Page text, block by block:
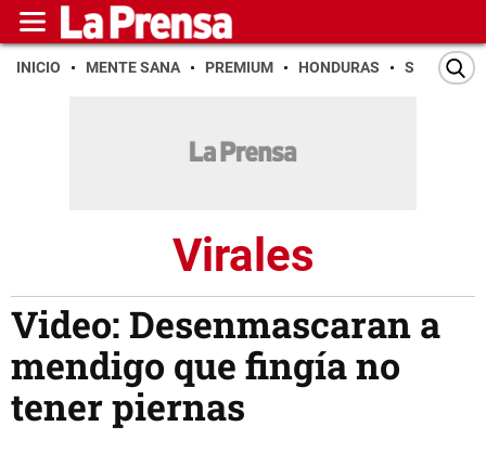
INICIO MENTE SANA PREMIUM HONDURAS SAN PEDRO
Virales
Video: Desenmascaran a
mendigo que fingía no
tener piernas